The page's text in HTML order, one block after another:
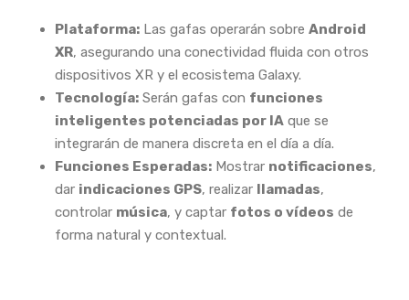
Plataforma: Las gafas operarán sobre Android
XR, asegurando una conectividad fluida con otros
dispositivos XR y el ecosistema Galaxy.
Tecnología: Serán gafas con funciones
inteligentes potenciadas por IA que se
integrarán de manera discreta en el día a día.
Funciones Esperadas: Mostrar notificaciones,
dar indicaciones GPS, realizar llamadas,
controlar música, y captar fotos o vídeos de
forma natural y contextual.